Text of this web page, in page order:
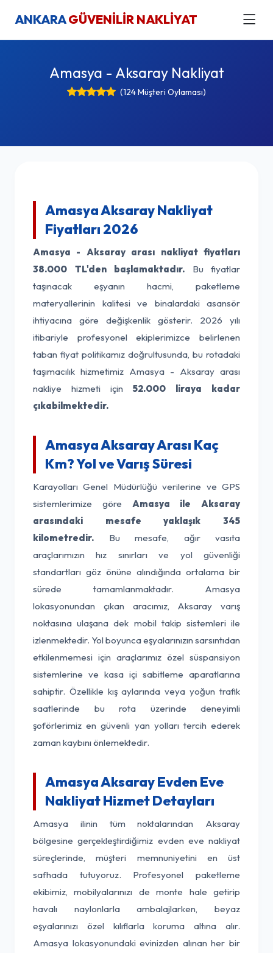
ANKARAGÜVENİLİR NAKLİYAT
Amasya - Aksaray Nakliyat
(124 Müşteri Oylaması)
Amasya Aksaray Nakliyat
Fiyatları 2026
Amasya - Aksaray arası nakliyat fiyatları
38.000 TL'den başlamaktadır. Bu fiyatlar
taşınacak eşyanın hacmi, paketleme
materyallerinin kalitesi ve binalardaki asansör
ihtiyacına göre değişkenlik gösterir. 2026 yılı
itibariyle profesyonel ekiplerimizce belirlenen
taban fiyat politikamız doğrultusunda, bu rotadaki
taşımacılık hizmetimiz Amasya - Aksaray arası
nakliye hizmeti için52.000 liraya kadar
çıkabilmektedir.
Amasya Aksaray Arası Kaç
Km? Yol ve Varış Süresi
Karayolları Genel Müdürlüğü verilerine ve GPS
sistemlerimize göre Amasya ile Aksaray
arasındaki mesafe yaklaşık 345
kilometredir. Bu mesafe, ağır vasıta
araçlarımızın hız sınırları ve yol güvenliği
standartları göz önüne alındığında ortalama bir
sürede tamamlanmaktadır. Amasya
lokasyonundan çıkan aracımız, Aksaray varış
noktasına ulaşana dek mobil takip sistemleri ile
izlenmektedir. Yol boyunca eşyalarınızın sarsıntıdan
etkilenmemesi için araçlarımız özel süspansiyon
sistemlerine ve kasa içi sabitleme aparatlarına
sahiptir. Özellikle kış aylarında veya yoğun trafik
saatlerinde bu rota üzerinde deneyimli
şoförlerimiz en güvenli yan yolları tercih ederek
zaman kaybını önlemektedir.
Amasya Aksaray Evden Eve
Nakliyat Hizmet Detayları
Amasya ilinin tüm noktalarından Aksaray
bölgesine gerçekleştirdiğimiz evden eve nakliyat
süreçlerinde, müşteri memnuniyetini en üst
safhada tutuyoruz. Profesyonel paketleme
ekibimiz, mobilyalarınızı de monte hale getirip
havalı naylonlarla ambalajlarken, beyaz
eşyalarınızı özel kılıflarla koruma altına alır.
Amasya lokasyonundaki evinizden alınan her bir